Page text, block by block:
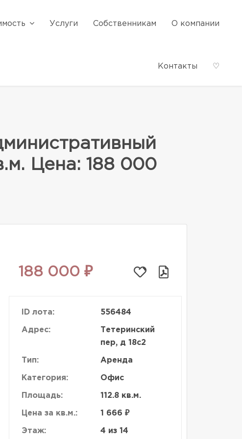
Услуги Собственникам О компании
Контакты ♡
Цена: 188 000
188 000 ₽
ID лота: 556484
Адрес:
Тетеринский
пер, д 18с2
Тип: Аренда
Категория: Офис
Площадь: 112.8 кв.м.
Цена за кв.м.: 1 666 ₽
Этаж: 4 из 14